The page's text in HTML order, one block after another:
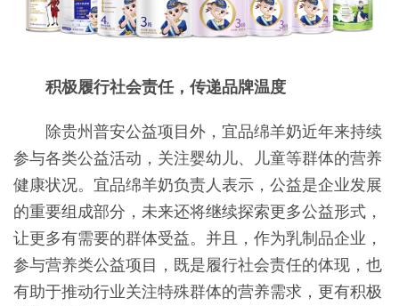
积极履行社会责任，传递品牌温度
除贵州普安公益项目外，宜品绵羊奶近年来持续
参与各类公益活动，关注婴幼儿、儿童等群体的营养
健康状况。宜品绵羊奶负责人表示，公益是企业发展
的重要组成部分，未来还将继续探索更多公益形式，
让更多有需要的群体受益。并且，作为乳制品企业，
参与营养类公益项目，既是履行社会责任的体现，也
有助于推动行业关注特殊群体的营养需求，更有积极